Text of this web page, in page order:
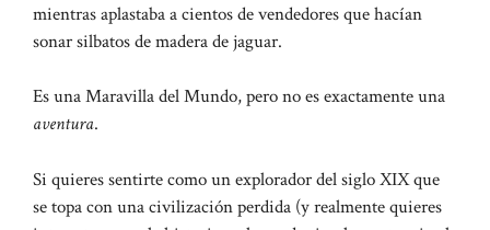
mientras aplastaba a cientos de vendedores que hacían
sonar silbatos de madera de jaguar.
Es una Maravilla del Mundo, pero no es exactamente una
aventura.
Si quieres sentirte como un explorador del siglo XIX que
se topa con una civilización perdida (y realmente quieres